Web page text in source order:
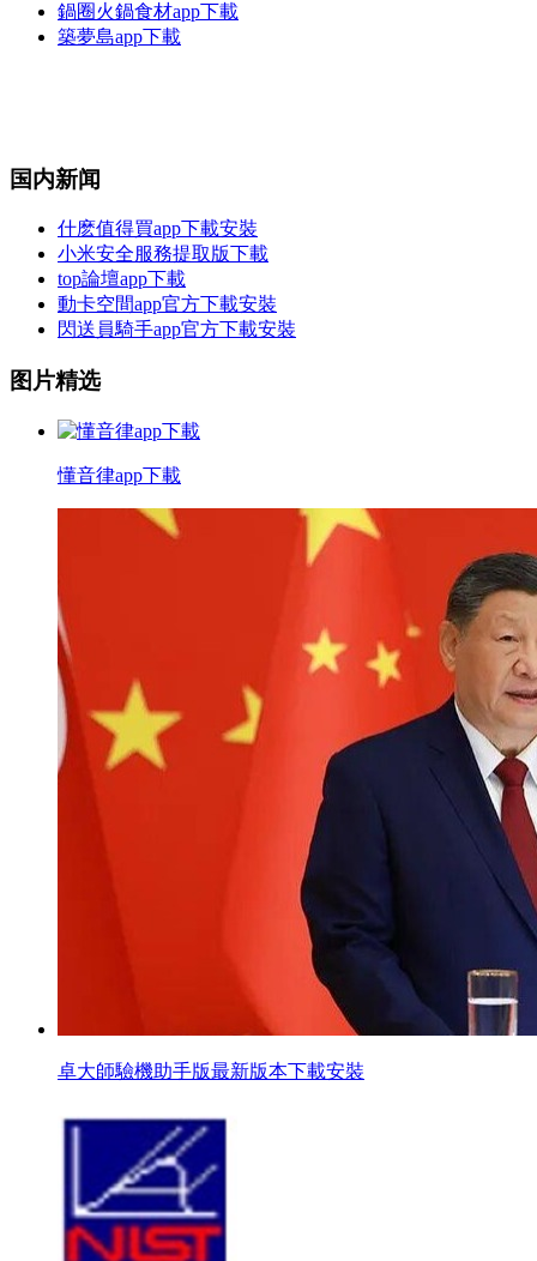
鍋圈火鍋食材app下載
築夢島app下載
国内新闻
什麽值得買app下載安裝
小米安全服務提取版下載
top論壇app下載
動卡空間app官方下載安裝
閃送員騎手app官方下載安裝
图片精选
懂音律app下載
卓大師驗機助手版最新版本下載安裝